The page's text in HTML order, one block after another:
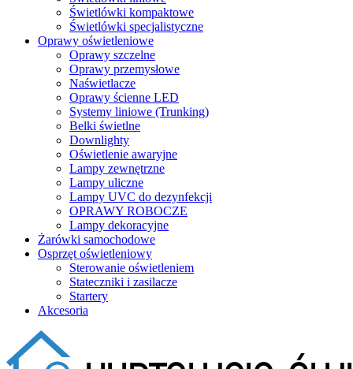
Świetlówki kompaktowe
Świetlówki specjalistyczne
Oprawy oświetleniowe
Oprawy szczelne
Oprawy przemysłowe
Naświetlacze
Oprawy ścienne LED
Systemy liniowe (Trunking)
Belki świetlne
Downlighty
Oświetlenie awaryjne
Lampy zewnętrzne
Lampy uliczne
Lampy UVC do dezynfekcji
OPRAWY ROBOCZE
Lampy dekoracyjne
Żarówki samochodowe
Osprzęt oświetleniowy
Sterowanie oświetleniem
Stateczniki i zasilacze
Startery
Akcesoria